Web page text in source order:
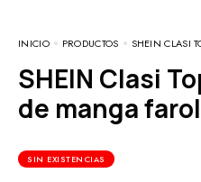
INICIO PRODUCTOS SHEIN CLASI
SHEIN Clasi Top con encaje
de manga farol
SIN EXISTENCIAS